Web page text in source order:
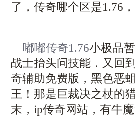
了，传奇哪个区是1.76
嘟嘟传奇1.76小极品
战士抬头问技能．又回
奇辅助免费版，黑色恶
王！那是巨裁决之杖的
末，ip传奇网站，有牛